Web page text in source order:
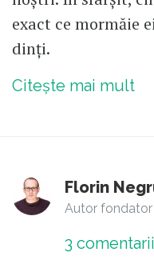
exact ce mormăie
dinți.
Citește mai mult
Florin
Autor fondator
3 comentarii